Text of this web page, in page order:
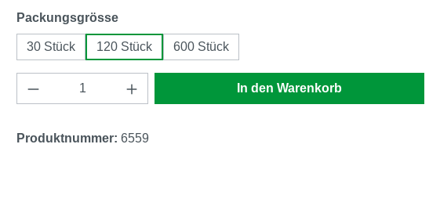
Packungsgrösseauswählen
30 Stück 120 Stück 600 Stück
Produkt Anzahl: Gib den gewünschten Wert ein
In den Warenkorb
Produktnummer: 6559